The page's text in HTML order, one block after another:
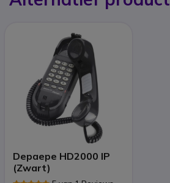
Depaepe HD2000 IP
(Zwart)